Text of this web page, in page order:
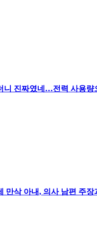
니 진짜였네…전력 사용량
만삭 아내, 의사 남편 주장